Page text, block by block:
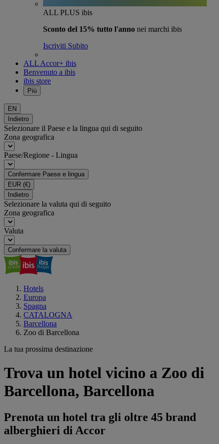
ALL PLUS ibis
Sconto del 15% tutto l'anno nei marchi ibis
Iscriviti Subito
ALL Accor+ ibis
Benvenuto a ibis
ibis store
Più
EN
Indietro
Selezionare il Paese e la lingua qui di seguito
Zona geografica
Paese/Regione - Lingua
Confermare Paese e lingua
EUR (€)
Indietro
Selezionare la valuta qui di seguito
Zona geografica
Valuta
Confermare la valuta
Hotels
Europa
Spagna
CATALOGNA
Barcellona
Zoo di Barcellona
La tua prossima destinazione
Trova un hotel vicino a Zoo di
Barcellona, Barcellona
Prenota un hotel tra gli oltre 45 brand
alberghieri di Accor